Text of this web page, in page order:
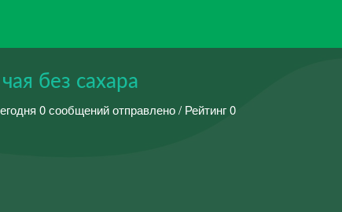
без сахара
0 сообщений отправлено / Рейтинг 0